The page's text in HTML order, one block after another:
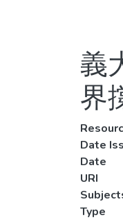
義
界
Date
Date
URI
Type